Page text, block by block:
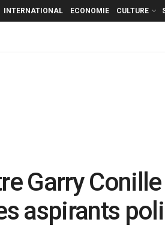
INTERNATIONAL ECONOMIE CULTURE
Garry
aspirants